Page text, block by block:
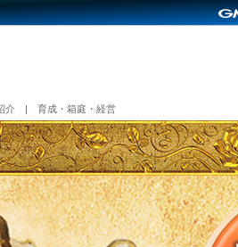
紹介 | 育成・箱庭・経営